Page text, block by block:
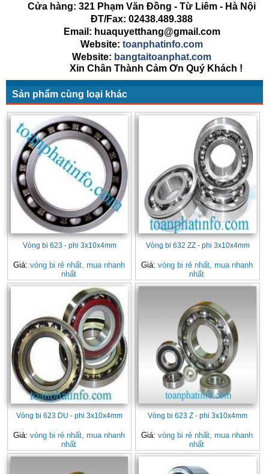
Cửa hàng: 321 Phạm Văn Đồng - Từ Liêm - Hà Nội
ĐT/Fax: 02438.489.388
Email: huaquyetthang@gmail.com
Website: toanphatinfo.com
Website: bangtaitoanphat.com
Xin Chân Thành Cảm Ơn Quý Khách !
Sản phẩm cùng loại khác
Vòng bi 623 - phi 3x10x4mm
Giá: vòng bi rẻ nhất, mua nhanh
nhất
Vòng bi 632 ZZ - phi 3x10x4mm
Giá: vòng bi rẻ nhất, mua nhanh
nhất
Vòng bi 623 DU - phi 3x10x4mm
Giá: vòng bi rẻ nhất, mua nhanh
nhất
Vòng bi 623 Z - phi 3x10x4mm
Giá: vòng bi rẻ nhất, mua nhanh
nhất